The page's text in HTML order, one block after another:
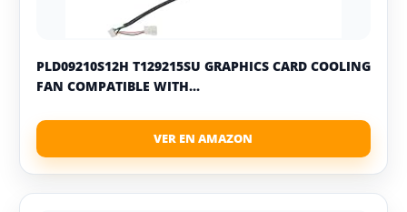
PLD09210S12H T129215SU GRAPHICS CARD COOLING
FAN COMPATIBLE WITH...